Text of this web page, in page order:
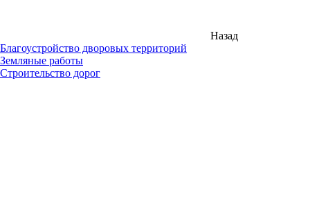
Назад
Благоустройство дворовых территорий
Земляные работы
Строительство дорог